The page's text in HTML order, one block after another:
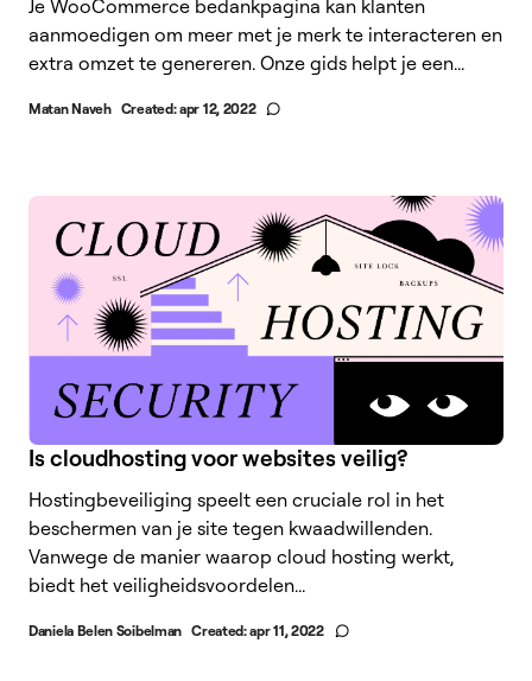
Je WooCommerce bedankpagina kan klanten
aanmoedigen om meer met je merk te interacteren en
extra omzet te genereren. Onze gids helpt je een...
Matan Naveh Created:apr 12, 2022
Is cloudhosting voor websites veilig?
Hostingbeveiliging speelt een cruciale rol in het
beschermen van je site tegen kwaadwillenden.
Vanwege de manier waarop cloud hosting werkt,
biedt het veiligheidsvoordelen...
Daniela Belen Soibelman Created:apr 11, 2022